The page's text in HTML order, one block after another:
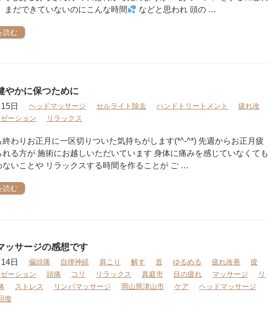
まだできていないのにこんな時間
などと思われ 頭の …
読む
やかに保つために
日 ヘッドマッサージ セルライト除去 ハンドトリートメント
疲れ改
ーション リラックス
終わりお正月に一区切りついた気持ちがします(*^-^*) 先週からお正月疲
れる方が 施術にお越しいただいています 身体に痛みを感じていなくても
ないことや リラックスする時間を作ることが ご …
読む
ッサージの感想です
日 偏頭痛 自律神経 肩こり 解す 首 ゆるめる 疲れ改善
疲
ーション 頭痛 コリ リラックス 真庭市 目の疲れ マッサージ
リ
ストレス リンパマッサージ 岡山県津山市 ケア
ヘッドマッサージ
復